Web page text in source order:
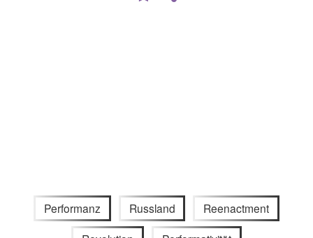
Performanz Russland Reenactment